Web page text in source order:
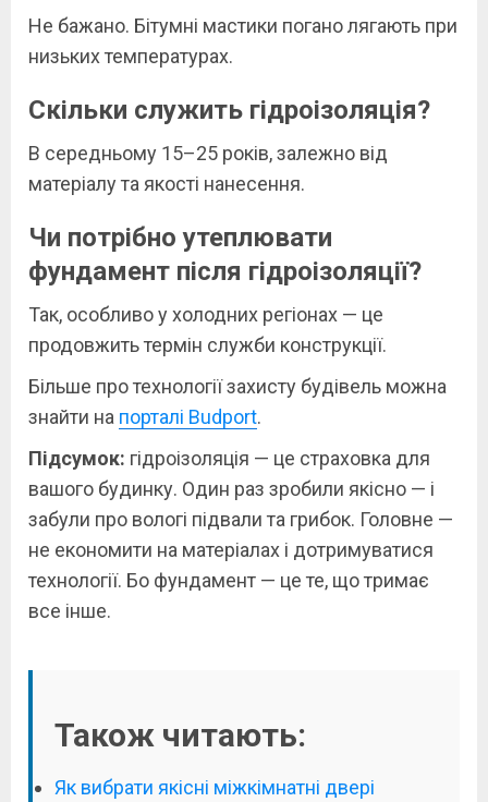
Не бажано. Бітумні мастики погано лягають при
низьких температурах.
Скільки служить гідроізоляція?
В середньому 15–25 років, залежно від
матеріалу та якості нанесення.
Чи потрібно утеплювати
фундамент після гідроізоляції?
Так, особливо у холодних регіонах — це
продовжить термін служби конструкції.
Більше про технології захисту будівель можна
знайти на порталі Budport.
Підсумок: гідроізоляція — це страховка для
вашого будинку. Один раз зробили якісно — і
забули про вологі підвали та грибок. Головне —
не економити на матеріалах і дотримуватися
технології. Бо фундамент — це те, що тримає
все інше.
Також читають:
Як вибрати якісні міжкімнатні двері